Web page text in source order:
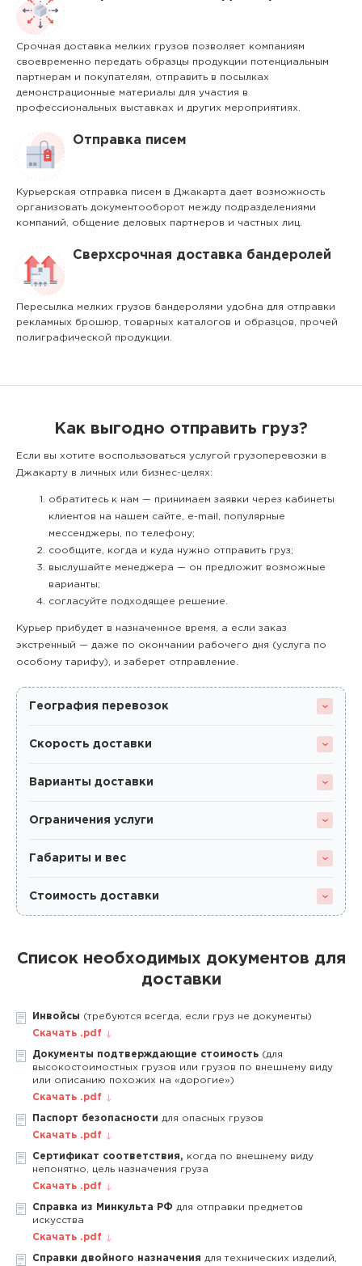
Срочная доставка мелких грузов позволяет компаниям
своевременно передать образцы продукции потенциальным
партнерам и покупателям, отправить в посылках
демонстрационные материалы для участия в
профессиональных выставках и других мероприятиях.
Отправка писем
Курьерская отправка писем в Джакарта дает возможность
организовать документооборот между подразделениями
компаний, общение деловых партнеров и частных лиц.
Сверхсрочная доставка бандеролей
Пересылка мелких грузов бандеролями удобна для отправки
рекламных брошюр, товарных каталогов и образцов, прочей
полиграфической продукции.
Как выгодно отправить груз?
Если вы хотите воспользоваться услугой грузоперевозки в
Джакарту в личных или бизнес-целях:
обратитесь к нам — принимаем заявки через кабинеты
клиентов на нашем сайте, e-mail, популярные
мессенджеры, по телефону;
сообщите, когда и куда нужно отправить груз;
выслушайте менеджера — он предложит возможные
варианты;
согласуйте подходящее решение.
Курьер прибудет в назначенное время, а если заказ
экстренный — даже по окончании рабочего дня (услуга по
особому тарифу), и заберет отправление.
География перевозок
Скорость доставки
Варианты доставки
Ограничения услуги
Габариты и вес
Стоимость доставки
Список необходимых документов для
доставки
Инвойсы (требуются всегда, если груз не документы)
Скачать .pdf
Документы подтверждающие стоимость (для
высокостоимостных грузов или грузов по внешнему виду
или описанию похожих на «дорогие»)
Скачать .pdf
Паспорт безопасности для опасных грузов
Скачать .pdf
Сертификат соответствия, когда по внешнему виду
непонятно, цель назначения груза
Скачать .pdf
Справка из Минкульта РФ для отправки предметов
искусства
Скачать .pdf
Справки двойного назначения для технических изделий,